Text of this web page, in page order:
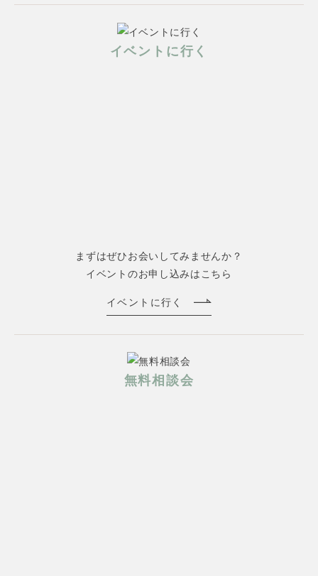
イベントに行く
まずはぜひお会いしてみませんか？
イベントのお申し込みはこちら
イベントに行く
無料相談会